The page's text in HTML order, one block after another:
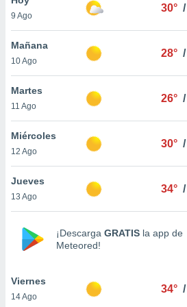
y
en
más
de
cookies
aceptar
9 Ago
30° /
Mañana
10 Ago
28° /
Martes
11 Ago
26° /
Miércoles
12 Ago
30° /
Jueves
13 Ago
34° /
¡Descarga GRATIS la app de
Meteored!
Viernes
14 Ago
34° /